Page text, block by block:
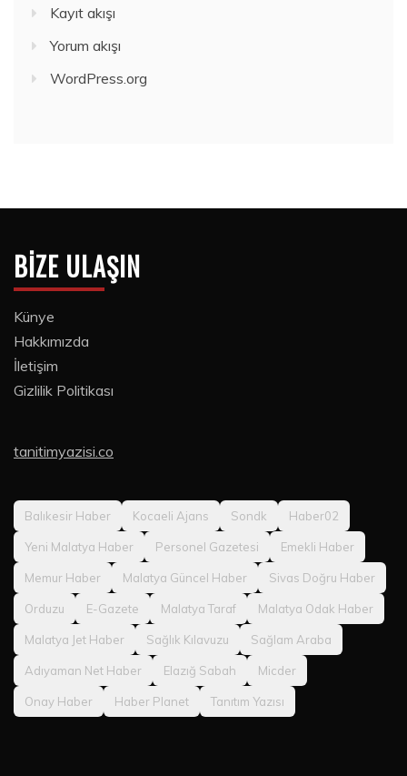
Kayıt akışı
Yorum akışı
WordPress.org
BIZE ULAŞIN
Künye
Hakkımızda
İletişim
Gizlilik Politikası
tanitimyazisi.co
Balıkesir Haber Kocaeli Ajans Sondk Haber02
Yeni Malatya Haber Personel Gazetesi Emekli Haber
Memur Haber Malatya Güncel Haber Sivas Doğru Haber
Orduzu E-Gazete Malatya Taraf Malatya Odak Haber
Malatya Jet Haber Sağlık Kılavuzu Sağlam Araba
Adıyaman Net Haber Elazığ Sabah Micder
Onay Haber Haber Planet Tanıtım Yazısı